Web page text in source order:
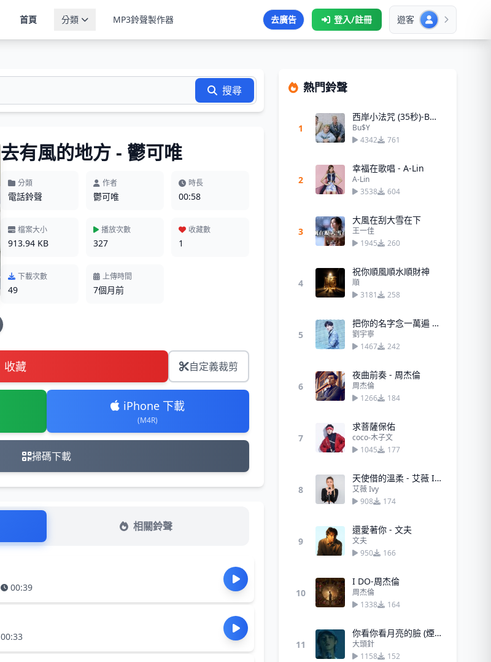
首頁 分類 MP3鈴聲製作器 去廣告 登入/註冊 遊客
搜尋
去有風的地方 - 鬱可唯
分類
電話鈴聲
作者
鬱可唯
時長
00:58
檔案大小
913.94 KB
播放次數
327
收藏數
1
下載次數
49
上傳時間
7個月前
收藏 自定義裁剪
iPhone 下載
(M4R)
掃碼下載
相關鈴聲
00:39
00:33
熱門鈴聲
1
西岸小法咒 (35秒)-Bu$Y
Bu$Y
4342
761
2
幸福在歌唱 - A-Lin
A-Lin
3538
604
3
大風在刮大雪在下
王一佳
1945
260
4
祝你順風順水順財神
順
3181
258
5
把你的名字念一萬遍 - 劉宇寧
劉宇寧
1467
242
6
夜曲前奏 - 周杰倫
周杰倫
1266
184
7
求菩薩保佑
coco-木子文
1045
177
8
天使借的溫柔 - 艾薇 Ivy
艾薇 Ivy
908
174
9
還愛著你 - 文夫
文夫
950
166
10
I DO-周杰倫
周杰倫
1338
164
11
你看你看月亮的臉 (煙嗓男版)
大頭針
1158
152